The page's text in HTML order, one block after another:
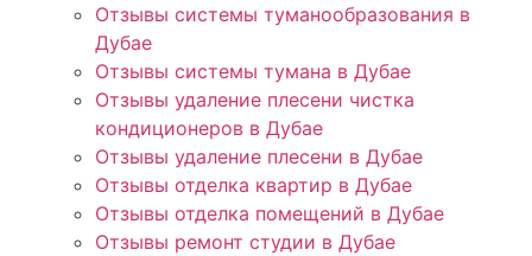
Отзывы системы туманообразования в
Дубае
Отзывы системы тумана в Дубае
Отзывы удаление плесени чистка
кондиционеров в Дубае
Отзывы удаление плесени в Дубае
Отзывы отделка квартир в Дубае
Отзывы отделка помещений в Дубае
Отзывы ремонт студии в Дубае